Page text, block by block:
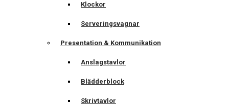
Klockor
Serveringsvagnar
Presentation & Kommunikation
Anslagstavlor
Blädderblock
Skrivtavlor